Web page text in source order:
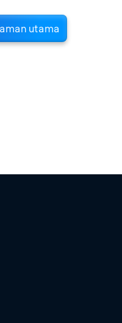
utama